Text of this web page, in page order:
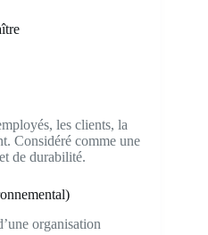
les clients, la
Considéré comme une
de durabilité.
organisation